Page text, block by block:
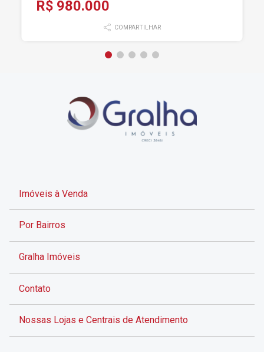
R$ 980.000
COMPARTILHAR
Imóveis à Venda
Por Bairros
Gralha Imóveis
Contato
Nossas Lojas e Centrais de Atendimento